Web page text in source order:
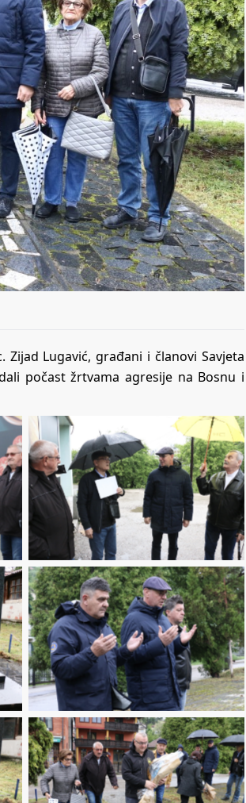
Zijad Lugavić, građani i članovi Savjeta
počast žrtvama agresije na Bosnu i